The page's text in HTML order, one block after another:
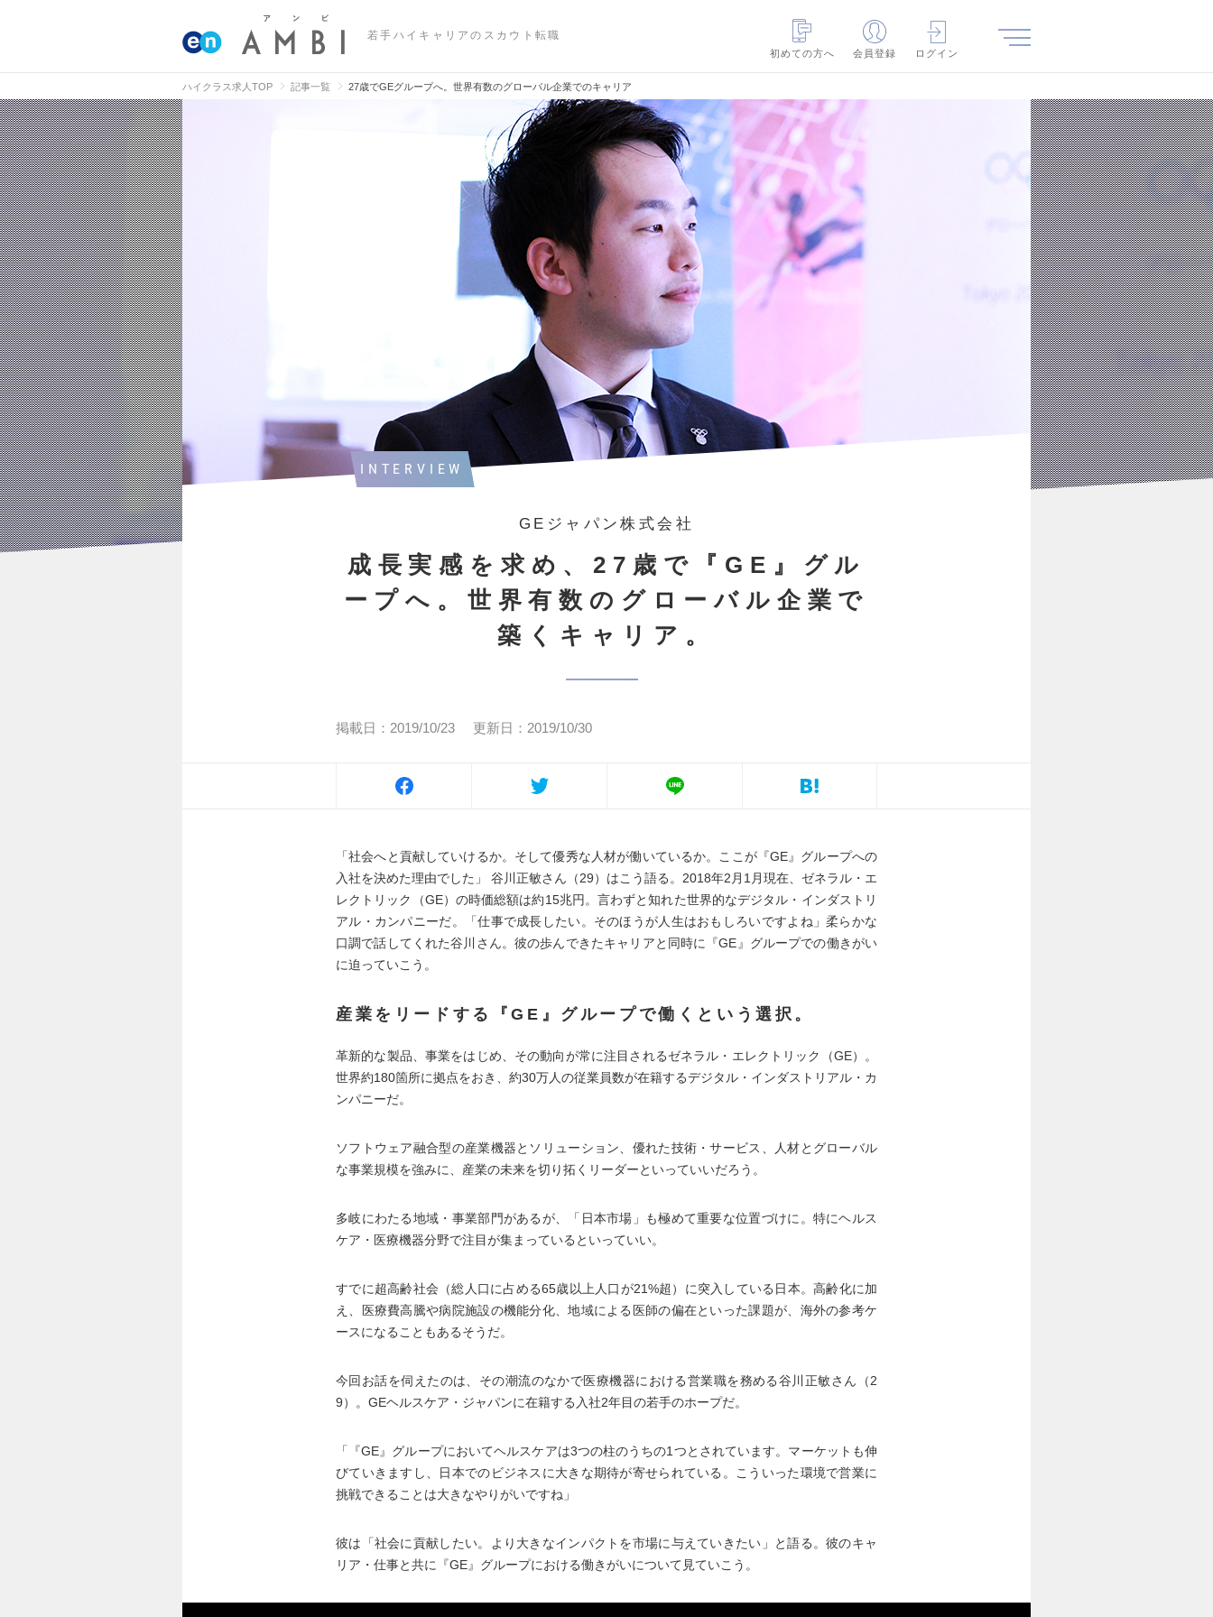
若手ハイキャリアのスカウト転職
初めての方へ
会員登録 ログイン
ハイクラス求人TOP 記事一覧 27歳でGEグループへ。世界有数のグローバル企業でのキャリア
INTERVIEW
GEジャパン株式会社
成長実感を求め、27歳で『GE』グル
ープへ。世界有数のグローバル企業で
築くキャリア。
掲載日：2019/10/23 更新日：2019/10/30
「社会へと貢献していけるか。そして優秀な人材が働いているか。ここが『GE』グループへの
入社を決めた理由でした」 谷川正敏さん（29）はこう語る。2018年2月1月現在、ゼネラル・エ
レクトリック（GE）の時価総額は約15兆円。言わずと知れた世界的なデジタル・インダストリ
アル・カンパニーだ。「仕事で成長したい。そのほうが人生はおもしろいですよね」柔らかな
口調で話してくれた谷川さん。彼の歩んできたキャリアと同時に『GE』グループでの働きがい
に迫っていこう。
産業をリードする『GE』グループで働くという選択。
革新的な製品、事業をはじめ、その動向が常に注目されるゼネラル・エレクトリック（GE）。
世界約180箇所に拠点をおき、約30万人の従業員数が在籍するデジタル・インダストリアル・カ
ンパニーだ。
ソフトウェア融合型の産業機器とソリューション、優れた技術・サービス、人材とグローバル
な事業規模を強みに、産業の未来を切り拓くリーダーといっていいだろう。
多岐にわたる地域・事業部門があるが、「日本市場」も極めて重要な位置づけに。特にヘルス
ケア・医療機器分野で注目が集まっているといっていい。
すでに超高齢社会（総人口に占める65歳以上人口が21%超）に突入している日本。高齢化に加
え、医療費高騰や病院施設の機能分化、地域による医師の偏在といった課題が、海外の参考ケ
ースになることもあるそうだ。
今回お話を伺えたのは、その潮流のなかで医療機器における営業職を務める谷川正敏さん（2
9）。GEヘルスケア・ジャパンに在籍する入社2年目の若手のホープだ。
「『GE』グループにおいてヘルスケアは3つの柱のうちの1つとされています。マーケットも伸
びていきますし、日本でのビジネスに大きな期待が寄せられている。こういった環境で営業に
挑戦できることは大きなやりがいですね」
彼は「社会に貢献したい。より大きなインパクトを市場に与えていきたい」と語る。彼のキャ
リア・仕事と共に『GE』グループにおける働きがいについて見ていこう。